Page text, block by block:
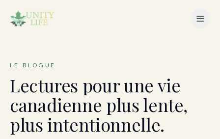
LE BLOGUE
Lectures pour une vie
canadienne plus lente,
plus intentionnelle.